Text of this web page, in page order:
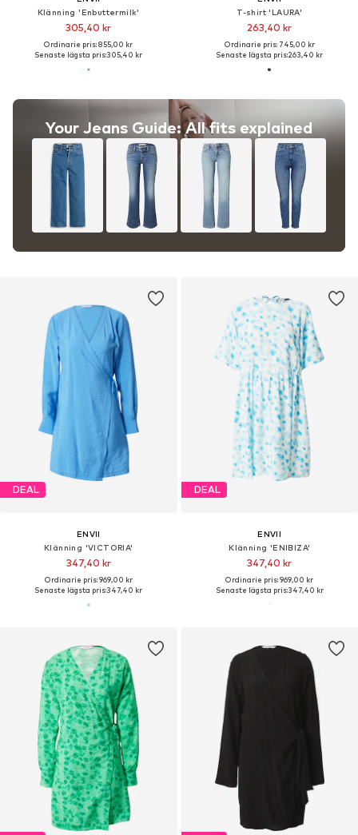
Klänning 'Enbuttermilk'
305,40 kr
Ordinarie pris: 855,00 kr
Senaste lägsta pris:305,40 kr
Your Jeans Guide: All fits explained
T-shirt 'LAURA'
263,40 kr
Ordinarie pris: 745,00 kr
Senaste lägsta pris:263,40 kr
DEAL
ENVII
Klänning 'VICTORIA'
347,40 kr
Ordinarie pris: 969,00 kr
Senaste lägsta pris:347,40 kr
DEAL
ENVII
Klänning 'ENIBIZA'
347,40 kr
Ordinarie pris: 969,00 kr
Senaste lägsta pris:347,40 kr